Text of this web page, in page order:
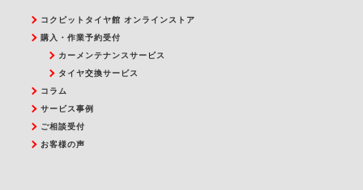
コクピットタイヤ館 オンラインストア
購入・作業予約受付
カーメンテナンスサービス
タイヤ交換サービス
コラム
サービス事例
ご相談受付
お客様の声